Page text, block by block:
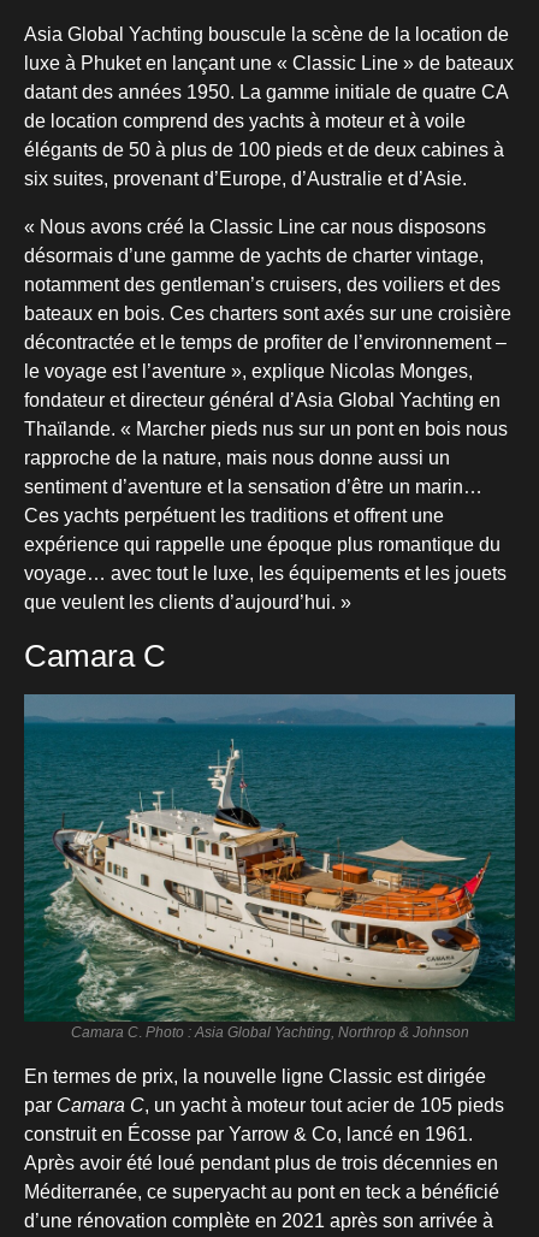
Asia Global Yachting bouscule la scène de la location de
luxe à Phuket en lançant une « Classic Line » de bateaux
datant des années 1950. La gamme initiale de quatre CA
de location comprend des yachts à moteur et à voile
élégants de 50 à plus de 100 pieds et de deux cabines à
six suites, provenant d’Europe, d’Australie et d’Asie.
« Nous avons créé la Classic Line car nous disposons
désormais d’une gamme de yachts de charter vintage,
notamment des gentleman’s cruisers, des voiliers et des
bateaux en bois. Ces charters sont axés sur une croisière
décontractée et le temps de profiter de l’environnement –
le voyage est l’aventure », explique Nicolas Monges,
fondateur et directeur général d’Asia Global Yachting en
Thaïlande. « Marcher pieds nus sur un pont en bois nous
rapproche de la nature, mais nous donne aussi un
sentiment d’aventure et la sensation d’être un marin…
Ces yachts perpétuent les traditions et offrent une
expérience qui rappelle une époque plus romantique du
voyage… avec tout le luxe, les équipements et les jouets
que veulent les clients d’aujourd’hui. »
Camara C
Camara C. Photo : Asia Global Yachting, Northrop & Johnson
En termes de prix, la nouvelle ligne Classic est dirigée
par Camara C, un yacht à moteur tout acier de 105 pieds
construit en Écosse par Yarrow & Co, lancé en 1961.
Après avoir été loué pendant plus de trois décennies en
Méditerranée, ce superyacht au pont en teck a bénéficié
d’une rénovation complète en 2021 après son arrivée à